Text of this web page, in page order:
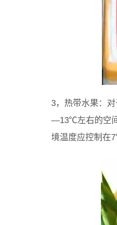
3，热带水果：
—13℃左右的空
境温度应控制在